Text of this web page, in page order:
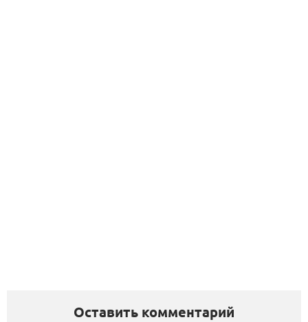
Оставить комментарий